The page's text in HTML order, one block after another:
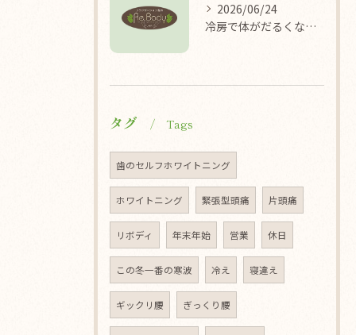
2026/06/24
冷房で体がだるくなる理由/袖ケ浦/リラクゼーション整体Re.Body
タグ Tags
歯のセルフホワイトニング
ホワイトニング 緊張型頭痛 片頭痛
リボディ 年末年始 営業 休日
この冬一番の寒波 冷え 寝違え
ギックリ腰 ぎっくり腰